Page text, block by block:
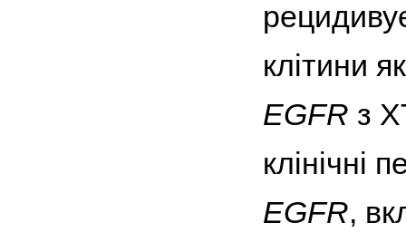
клітини
EGFR з
клінічні
EGFR,